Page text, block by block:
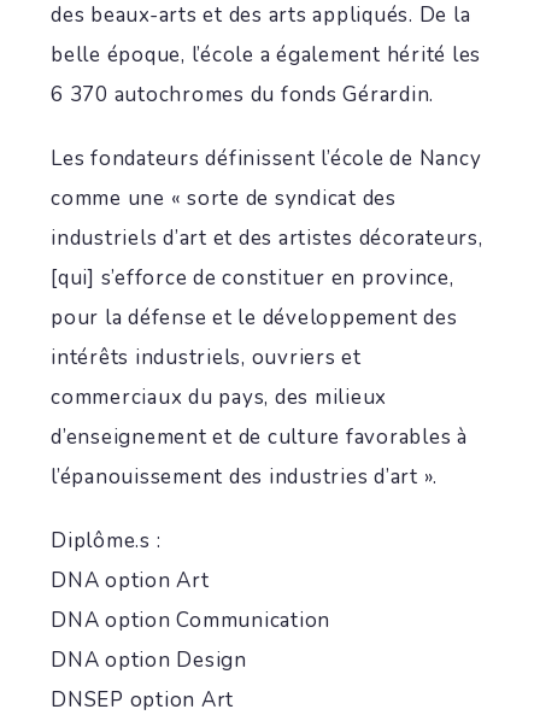
des beaux-arts et des arts appliqués. De la
belle époque, l’école a également hérité les
6 370 autochromes du fonds Gérardin.
Les fondateurs définissent l’école de Nancy
comme une « sorte de syndicat des
industriels d’art et des artistes décorateurs,
[qui] s’efforce de constituer en province,
pour la défense et le développement des
intérêts industriels, ouvriers et
commerciaux du pays, des milieux
d’enseignement et de culture favorables à
l’épanouissement des industries d’art ».
Diplôme.s :
DNA option Art
DNA option Communication
DNA option Design
DNSEP option Art